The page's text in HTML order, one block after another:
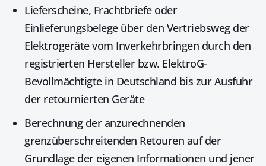
Lieferscheine, Frachtbriefe oder
Einlieferungsbelege über den Vertriebsweg der
Elektrogeräte vom Inverkehrbringen durch den
registrierten Hersteller bzw. ElektroG-
Bevollmächtigte in Deutschland bis zur Ausfuhr
der retournierten Geräte
Berechnung der anzurechnenden
grenzüberschreitenden Retouren auf der
Grundlage der eigenen Informationen und jener